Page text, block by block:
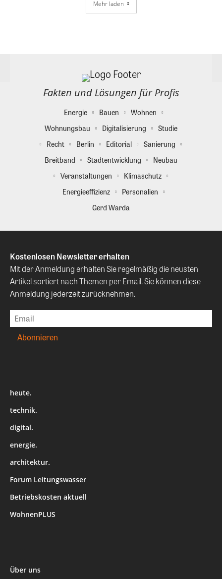
Mehr laden
Fakten und Lösungen für Profis
Energie Bauen
Wohnen
Wohnungsbau
Digitalisierung
Studie
Recht
Berlin Editorial
Sanierung
Breitband
Stadtentwicklung
Neubau
Veranstaltungen
Klimaschutz
Energieeffizienz
Personalien
Gerd Warda
Kostenlosen Newsletter erhalten
Mit der Anmeldung erhalten Sie regelmäßig die neusten
Artikel sortiert nach Themen per Email. Sie können diese
Anmeldung jederzeit zurücknehmen.
heute.
technik.
digital.
energie.
architektur.
Forum Leitungswasser
Betriebskosten aktuell
WohnenPLUS
Über uns